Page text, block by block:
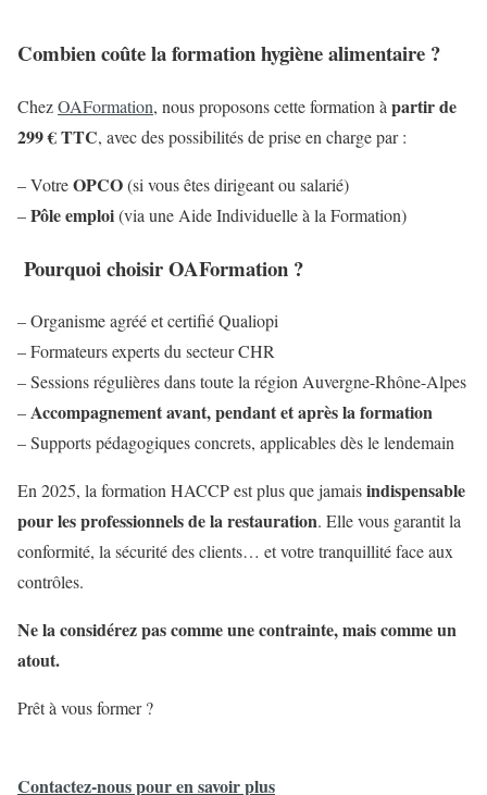
Combien coûte la formation hygiène alimentaire ?
ChezOAFormation, nous proposons cette formation à partir de
299 € TTC, avec des possibilités de prise en charge par :
– VotreOPCO(si vous êtes dirigeant ou salarié)
–Pôle emploi(via une Aide Individuelle à la Formation)
Pourquoi choisir OAFormation ?
– Organisme agréé et certifié Qualiopi
– Formateurs experts du secteur CHR
– Sessions régulières dans toute la région Auvergne-Rhône-Alpes
–Accompagnement avant, pendant et après la formation
– Supports pédagogiques concrets, applicables dès le lendemain
En 2025, la formation HACCP est plus que jamaisindispensable
pour les professionnels de la restauration. Elle vous garantit la
conformité, la sécurité des clients… et votre tranquillité face aux
contrôles.
Ne la considérez pas comme une contrainte, mais comme un
atout.
Prêt à vous former ?
Contactez-nous pour en savoir plus